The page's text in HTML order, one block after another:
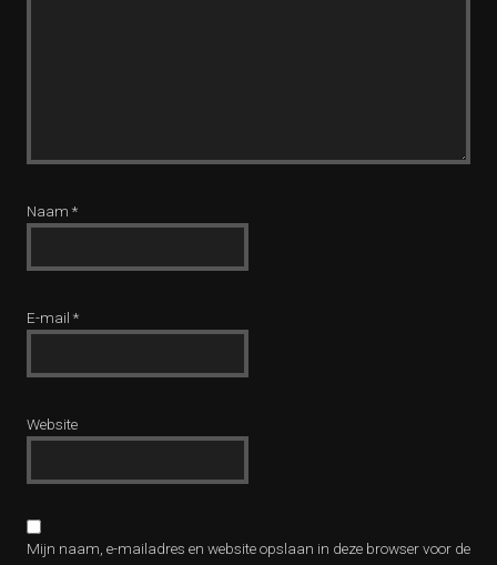
Naam *
E-mail *
Website
Mijn naam, e-mailadres en website opslaan in deze browser voor de